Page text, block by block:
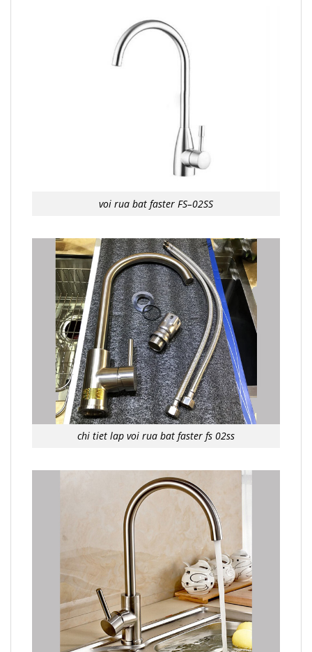
voi rua bat faster FS–02SS
chi tiet lap voi rua bat faster fs 02ss